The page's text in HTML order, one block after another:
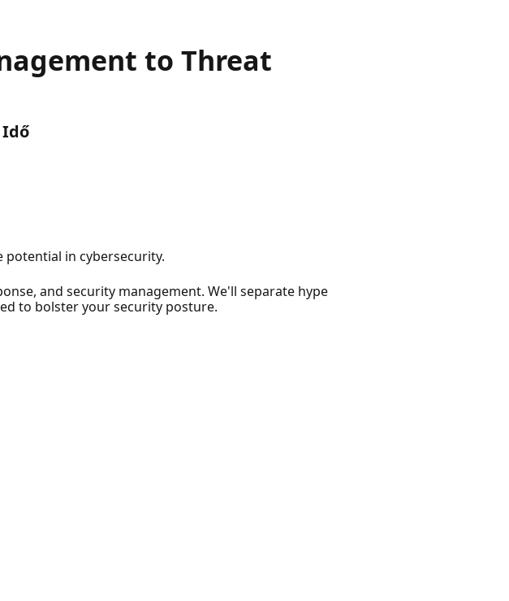
to Threat
Idő
in cybersecurity.
and security management. We'll separate hype
to bolster your security posture.